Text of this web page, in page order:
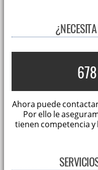
Ahora puede
Por ello le
tienen competencia y